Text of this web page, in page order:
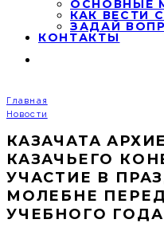
ОСНОВНЫЕ
КАК ВЕСТИ
ЗАДАЙ
КОНТАКТЫ
Главная
Новости
КАЗАЧАТА
КАЗАЧЬЕГО
УЧАСТИЕ В
МОЛЕБНЕ
УЧЕБНОГО ГОДА